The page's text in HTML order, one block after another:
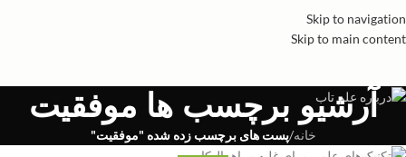
Skip to navigation
Skip to main content
آرشیو برچسب ها موفقیت
خانه/پست های برچسب زده شده "موفقیت"